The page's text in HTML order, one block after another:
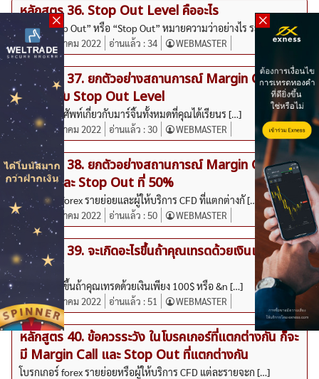
ค้นหา
สำหรับ:
หลักสูตร 36. Stop Out Level คืออะไร
“ระดับ Stop Out” หรือ “Stop Out” หมายความว่าอย่างไร ระด […]
31 กรกฎาคม 2022 อ่านแล้ว :34 WEBMASTER
หลักสูตร 37. ยกตัวอย่างสถานการณ์ Margin Call ที่
100% กับ Stop Out Level
ตอนนี้ มาดูศัพท์เกี่ยวกับมาร์จิ้นทั้งหมดที่คุณได้เรียนร […]
31 กรกฎาคม 2022 อ่านแล้ว :30 WEBMASTER
หลักสูตร 38. ยกตัวอย่างสถานการณ์ Margin Call ที่
100% และ Stop Out ที่ 50%
โบรกเกอร์ forex รายย่อยและผู้ให้บริการ CFD ที่แตกต่างกั […]
31 กรกฎาคม 2022 อ่านแล้ว :50 WEBMASTER
หลักสูตร 39. จะเกิดอะไรขึ้นถ้าคุณเทรดด้วยเงินเพียง
100$
จะเกิดอะไรขึ้นถ้าคุณเทรดด้วยเงินเพียง 100$ หรือ &n […]
31 กรกฎาคม 2022 อ่านแล้ว :51 WEBMASTER
หลักสูตร 40. ข้อควรระวัง ในโบรคเกอร์ที่แตกต่างกัน ก็จะ
มี Margin Call และ Stop Out ที่แตกต่างกัน
โบรกเกอร์ forex รายย่อยหรือผู้ให้บริการ CFD แต่ละรายจะก […]